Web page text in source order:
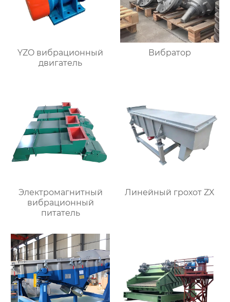
YZO вибрационный
двигатель
Вибратор
Электромагнитный
вибрационный
питатель
Линейный грохот ZX